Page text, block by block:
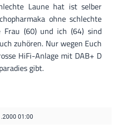
Laune hat ist selber
ohne schlechte
Frau (60) und ich (64) sind
zuhören. Nur wegen Euch
HiFi-Anlage mit DAB+ D
gibt.
01:00